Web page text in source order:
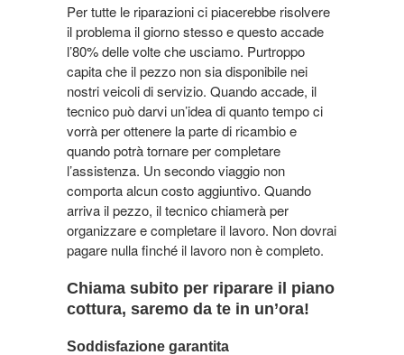
Per tutte le riparazioni ci piacerebbe risolvere
il problema il giorno stesso e questo accade
l’80% delle volte che usciamo. Purtroppo
capita che il pezzo non sia disponibile nei
nostri veicoli di servizio. Quando accade, il
tecnico può darvi un’idea di quanto tempo ci
vorrà per ottenere la parte di ricambio e
quando potrà tornare per completare
l’assistenza. Un secondo viaggio non
comporta alcun costo aggiuntivo. Quando
arriva il pezzo, il tecnico chiamerà per
organizzare e completare il lavoro. Non dovrai
pagare nulla finché il lavoro non è completo.
Chiama subito per riparare il piano
cottura, saremo da te in un’ora!
Soddisfazione garantita